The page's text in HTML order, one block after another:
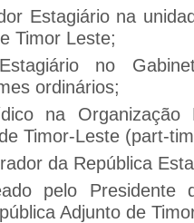
Estagiário na
Timor Leste;
no
ordinários;
na Organização
Timor-Leste (part-
da República
pelo Presidente
Adjunto de